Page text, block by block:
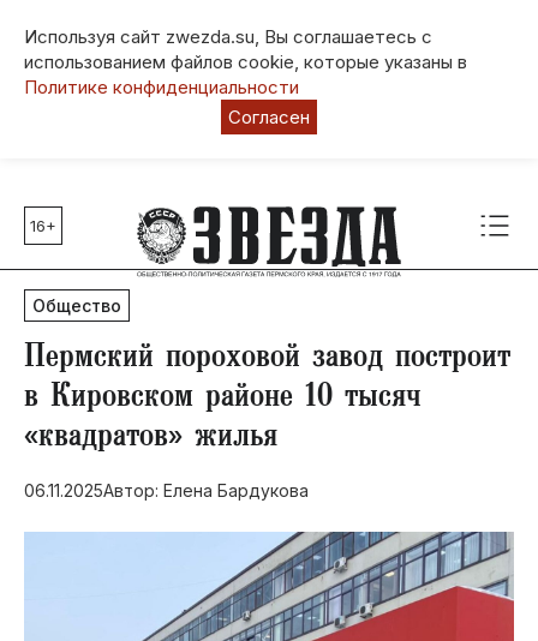
Используя сайт zwezda.su, Вы соглашаетесь с
использованием файлов cookie, которые указаны в
Политике конфиденциальности
Согласен
Главные темы
80 лет Победы
Молодежная столица РФ
СВО
Выборы в Пермском крае
Социальная поддержка
Инфраструктура
Благоустройство
16+
Общество
​Пермский пороховой завод построит
в Кировском районе 10 тысяч
«квадратов» жилья
06.11.2025Автор: Елена Бардукова